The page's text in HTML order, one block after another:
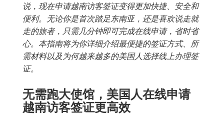
说，现在申请越南访客签证变得更加快捷、安全和
便利。无论你是首次踏足东南亚，还是喜欢说走就
走的旅者，只需几分钟即可完成在线申请，省时省
心。本指南将为你详细介绍最便捷的签证方式、所
需材料以及为何越来越多的美国人选择线上办理签
证。
无需跑大使馆，美国人在线申请
越南访客签证更高效